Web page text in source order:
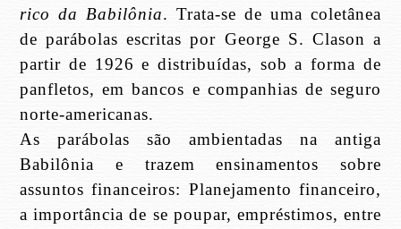
rico da Babilônia. Trata-se de uma coletânea
de parábolas escritas por George S. Clason a
partir de 1926 e distribuídas, sob a forma de
panfletos, em bancos e companhias de seguro
norte-americanas.
As parábolas são ambientadas na antiga
Babilônia e trazem ensinamentos sobre
assuntos financeiros: Planejamento financeiro,
a importância de se poupar, empréstimos, entre